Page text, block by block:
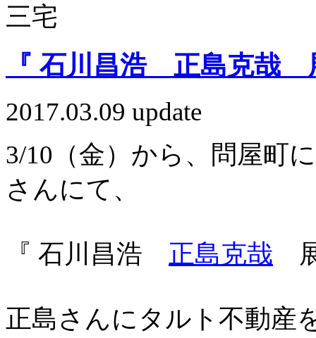
三宅
『 石川昌浩 正島克哉
2017.03.09 update
3/10（金）から、問屋町
さんにて、
『 石川昌浩 正島克哉
正島さんにタルト不動産